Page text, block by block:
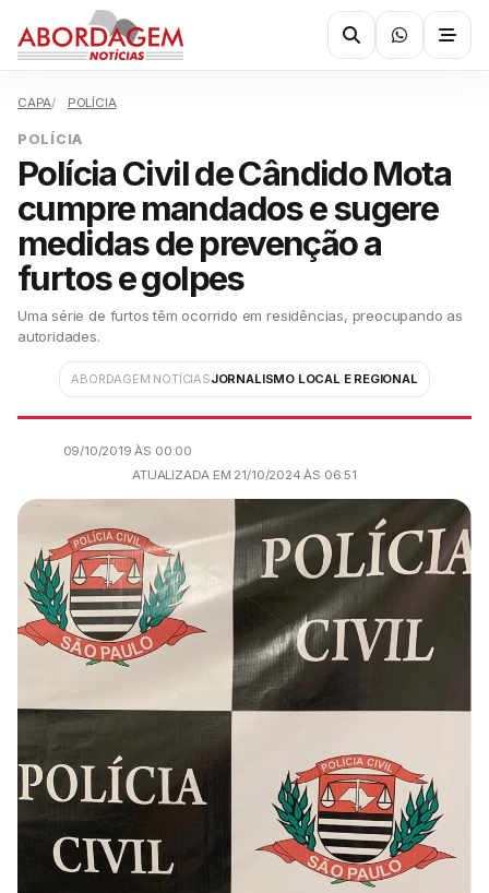
CAPA POLÍCIA
POLÍCIA
Polícia Civil de Cândido Mota
cumpre mandados e sugere
medidas de prevenção a
furtos e golpes
Uma série de furtos têm ocorrido em residências, preocupando as
autoridades.
ABORDAGEM NOTÍCIASJORNALISMO LOCAL E REGIONAL
09/10/2019 ÀS 00:00
ATUALIZADA EM 21/10/2024 ÀS 06:51